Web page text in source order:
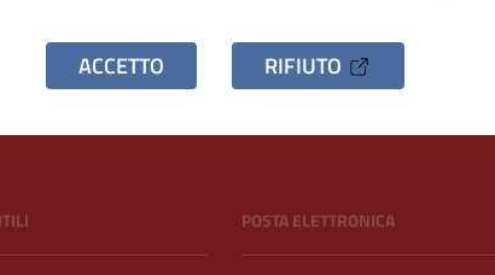
ACCETTO RIFIUTO
Storico
POSTA ELETTRONICA